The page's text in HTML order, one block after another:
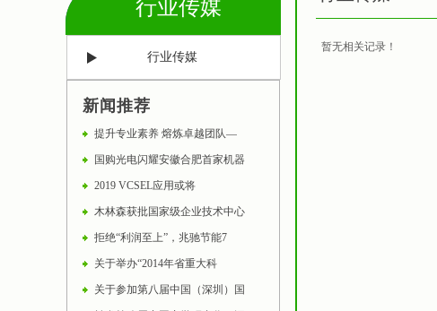
行业传媒
行业传媒
暂无相关记录！
新闻推荐
提升专业素养 熔炼卓越团队—
国购光电闪耀安徽合肥首家机器
2019 VCSEL应用或将
木林森获批国家级企业技术中心
拒绝“利润至上”，兆驰节能7
关于举办“2014年省重大科
关于参加第八届中国（深圳）国